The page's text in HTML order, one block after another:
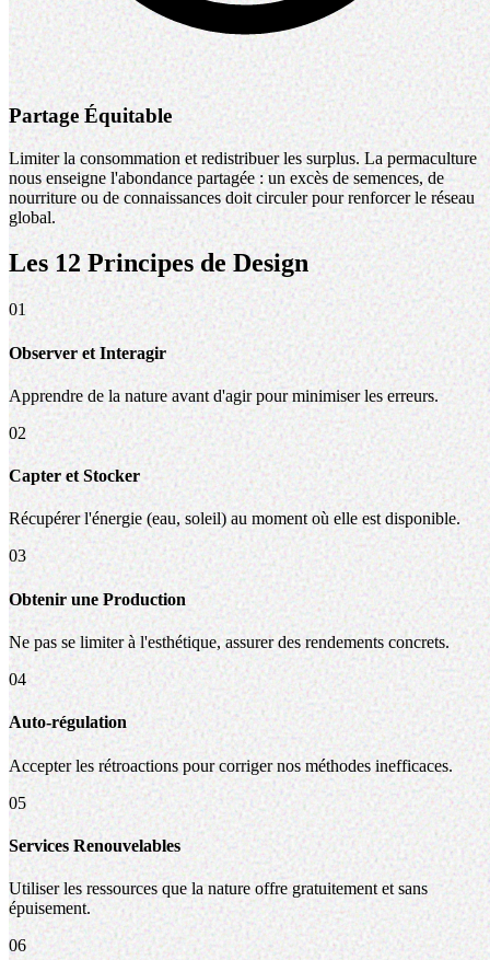
Partage Équitable
Limiter la consommation et redistribuer les surplus. La permaculture
nous enseigne l'abondance partagée : un excès de semences, de
nourriture ou de connaissances doit circuler pour renforcer le réseau
global.
Les 12 Principes de Design
01
Observer et Interagir
Apprendre de la nature avant d'agir pour minimiser les erreurs.
02
Capter et Stocker
Récupérer l'énergie (eau, soleil) au moment où elle est disponible.
03
Obtenir une Production
Ne pas se limiter à l'esthétique, assurer des rendements concrets.
04
Auto-régulation
Accepter les rétroactions pour corriger nos méthodes inefficaces.
05
Services Renouvelables
Utiliser les ressources que la nature offre gratuitement et sans
épuisement.
06